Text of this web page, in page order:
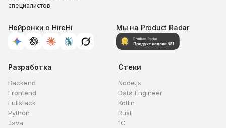
специалистов
Нейронки о HireHi Мы на Product Radar
Разработка
Backend
Frontend
Fullstack
Python
Java
Стеки
Node.js
Data Engineer
Kotlin
Rust
1C